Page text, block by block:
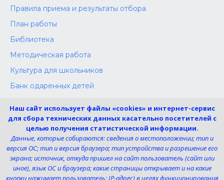
Правила приема и результаты отбора
План работы
Библиотека
Методическая работа
Культура для школьников
Банк одаренных детей
Независимая оценка
Меры поддержки участников СВО
Телефон:
8 (4725) 240725
Наш сайт использует файлы «cookies» и интернет-сервис
для сбора технических данных касательно посетителей с
целью получения статистической информации.
Данные, которые собираются: сведения о местоположении; тип и
версия ОС; тип и версия браузера; тип устройства и разрешение его
экрана; источник, откуда пришел на сайт пользователь (сайт или
иное), язык ОС и браузера; какие страницы открывает и на какие
кнопки нажимает пользователь; IP-адрес) в целях функционирования